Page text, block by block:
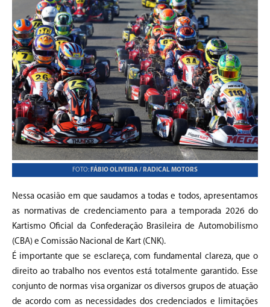
FOTO: FÁBIO OLIVEIRA / RADICAL MOTORS
Nessa ocasião em que saudamos a todas e todos, apresentamos
as normativas de credenciamento para a temporada 2026 do
Kartismo Oficial da Confederação Brasileira de Automobilismo
(CBA) e Comissão Nacional de Kart (CNK).
É importante que se esclareça, com fundamental clareza, que o
direito ao trabalho nos eventos está totalmente garantido. Esse
conjunto de normas visa organizar os diversos grupos de atuação
de acordo com as necessidades dos credenciados e limitações